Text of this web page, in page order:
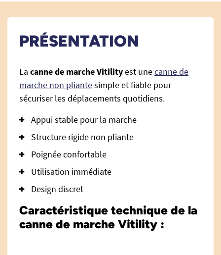
PRÉSENTATION
La canne de marche Vitilityest unecanne de
marche non pliantesimple et fiable pour
sécuriser les déplacements quotidiens.
Appui stable pour la marche
Structure rigide non pliante
Poignée confortable
Utilisation immédiate
Design discret
Caractéristique technique de la
canne de marche Vitility :